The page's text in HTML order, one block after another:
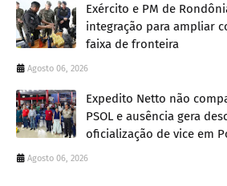
Exército e PM de
integração para ampliar
faixa de fronteira
Agosto 06, 2026
Expedito Netto não
PSOL e ausência gera
oficialização de vice em
Agosto 06, 2026